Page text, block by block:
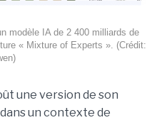
modèle IA de 2 400 milliards de
« Mixture of Experts ». (Crédit:
une version de son
dans un contexte de